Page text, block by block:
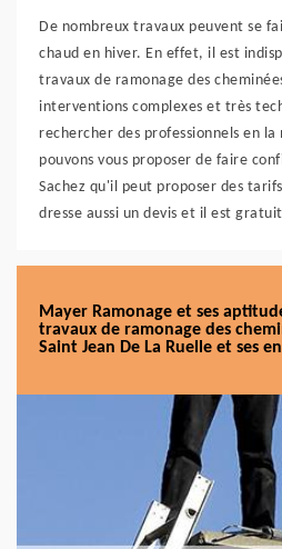
De nombreux travaux peuvent se
chaud en hiver. En effet, il est
travaux de ramonage des
interventions complexes et très
rechercher des professionnels en
pouvons vous proposer de faire
Sachez qu'il peut proposer des
dresse aussi un devis et il est
Mayer Ramonage et ses
travaux de ramonage des
Saint Jean De La Ruelle et ses